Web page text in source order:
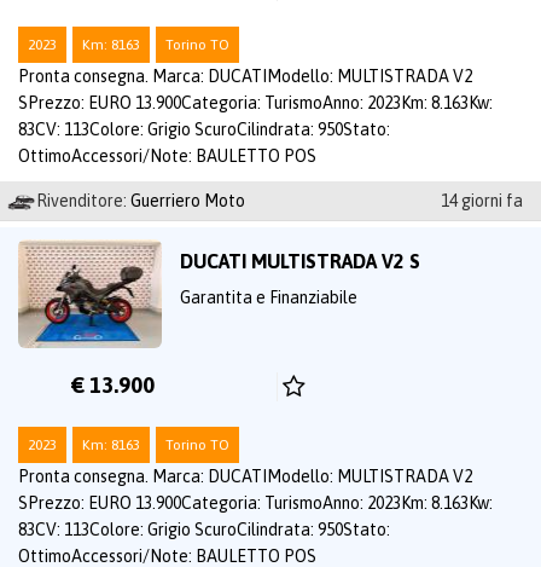
2023 Km: 8163 Torino TO
Pronta consegna. Marca: DUCATIModello: MULTISTRADA V2
SPrezzo: EURO 13.900Categoria: TurismoAnno: 2023Km: 8.163Kw:
83CV: 113Colore: Grigio ScuroCilindrata: 950Stato:
OttimoAccessori/Note: BAULETTO POS
Rivenditore: Guerriero Moto 14 giorni fa
DUCATI MULTISTRADA V2 S
Garantita e Finanziabile
€ 13.900
2023 Km: 8163 Torino TO
Pronta consegna. Marca: DUCATIModello: MULTISTRADA V2
SPrezzo: EURO 13.900Categoria: TurismoAnno: 2023Km: 8.163Kw:
83CV: 113Colore: Grigio ScuroCilindrata: 950Stato:
OttimoAccessori/Note: BAULETTO POS